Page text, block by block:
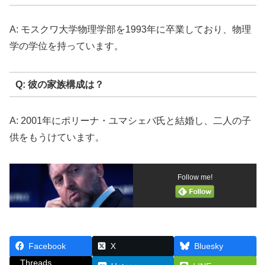
A: モスクワ大学物理学部を1993年に卒業しており、物理
学の学位を持っています。
Q: 彼の家族構成は？
A: 2001年にポリーナ・ユマシェバ氏と結婚し、二人の子
供をもうけています。
Follow me!
Facebook X
Bluesky
Threads